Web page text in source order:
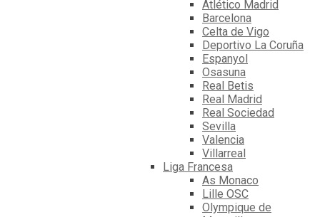
Atlético Madrid
Barcelona
Celta de Vigo
Deportivo La Coruña
Espanyol
Osasuna
Real Betis
Real Madrid
Real Sociedad
Sevilla
Valencia
Villarreal
Liga Francesa
As Monaco
Lille OSC
Olympique de